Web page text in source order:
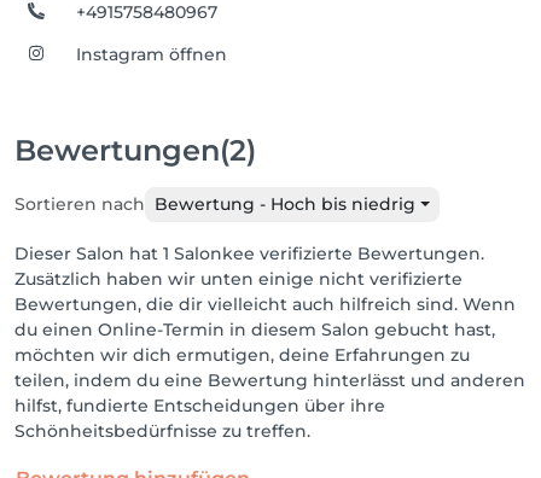
+4915758480967
Instagram öffnen
Bewertungen(2)
Sortieren nach Bewertung - Hoch bis niedrig
Dieser Salon hat 1 Salonkee verifizierte Bewertungen.
Zusätzlich haben wir unten einige nicht verifizierte
Bewertungen, die dir vielleicht auch hilfreich sind. Wenn
du einen Online-Termin in diesem Salon gebucht hast,
möchten wir dich ermutigen, deine Erfahrungen zu
teilen, indem du eine Bewertung hinterlässt und anderen
hilfst, fundierte Entscheidungen über ihre
Schönheitsbedürfnisse zu treffen.